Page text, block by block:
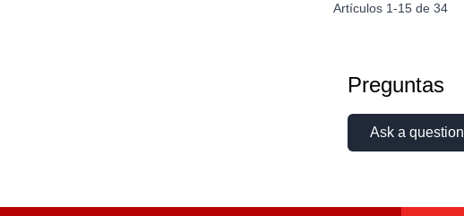
Artículos 1-15 de 34
Preguntas
Ask a question